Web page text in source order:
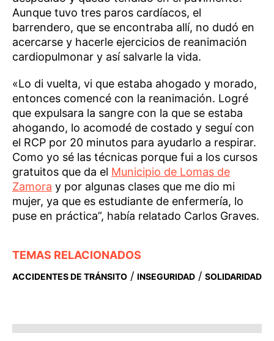
Aunque tuvo tres paros cardíacos, el
barrendero, que se encontraba allí, no dudó en
acercarse y hacerle ejercicios de reanimación
cardiopulmonar y así salvarle la vida.
«Lo di vuelta, vi que estaba ahogado y morado,
entonces comencé con la reanimación. Logré
que expulsara la sangre con la que se estaba
ahogando, lo acomodé de costado y seguí con
el RCP por 20 minutos para ayudarlo a respirar.
Como yo sé las técnicas porque fui a los cursos
gratuitos que da el Municipio de Lomas de
Zamora y por algunas clases que me dio mi
mujer, ya que es estudiante de enfermería, lo
puse en práctica”, había relatado Carlos Graves.
TEMAS RELACIONADOS
ACCIDENTES DE TRÁNSITO / INSEGURIDAD / SOLIDARIDAD